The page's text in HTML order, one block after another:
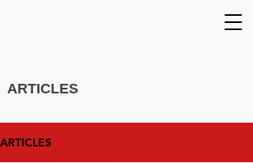
ARTICLES
ARTICLES